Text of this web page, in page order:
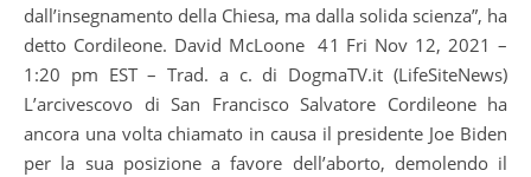
dall’insegnamento della Chiesa, ma dalla solida scienza”, ha
detto Cordileone. David McLoone 41 Fri Nov 12, 2021 –
1:20 pm EST – Trad. a c. di DogmaTV.it (LifeSiteNews)
L’arcivescovo di San Francisco Salvatore Cordileone ha
ancora una volta chiamato in causa il presidente Joe Biden
per la sua posizione a favore dell’aborto, demolendo il